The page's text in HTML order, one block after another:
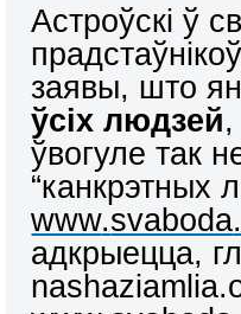
Астроўскі ў
заявы, што
ўсіх людзей
ўвогуле так
“канкрэтных
www.svaboda
адкрыецца,